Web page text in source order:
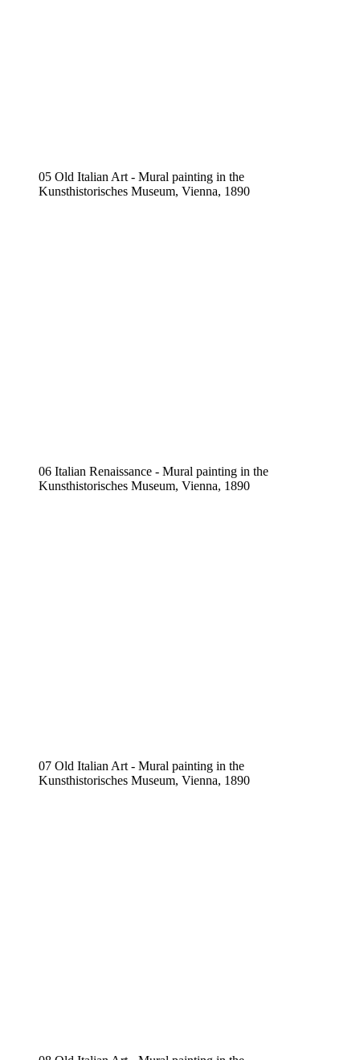
05 Old Italian Art - Mural painting in the
Kunsthistorisches Museum, Vienna, 1890
06 Italian Renaissance - Mural painting in the
Kunsthistorisches Museum, Vienna, 1890
07 Old Italian Art - Mural painting in the
Kunsthistorisches Museum, Vienna, 1890